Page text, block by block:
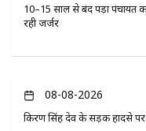
10–15 साल से बंद पड़ा पंचायत
रही जर्जर
08-08-2026
किरण सिंह देव के सड़क हादसे